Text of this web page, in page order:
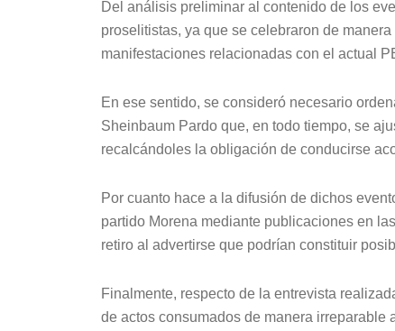
Del análisis preliminar al contenido de los
proselitistas, ya que se celebraron de
manifestaciones relacionadas con el actual
En ese sentido, se consideró necesario
Sheinbaum Pardo que, en todo tiempo, se
recalcándoles la obligación de conducirse
Por cuanto hace a la difusión de dichos
partido Morena mediante publicaciones en
retiro al advertirse que podrían constituir
Finalmente, respecto de la entrevista
de actos consumados de manera